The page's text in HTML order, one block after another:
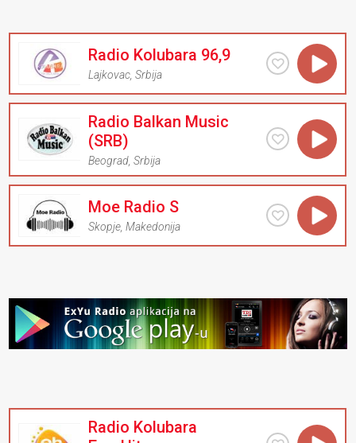
Radio Kolubara 96,9
Lajkovac ,Srbija
Radio Balkan Music
(SRB)
Beograd ,Srbija
Moe Radio S
Skopje ,Makedonija
Radio Kolubara